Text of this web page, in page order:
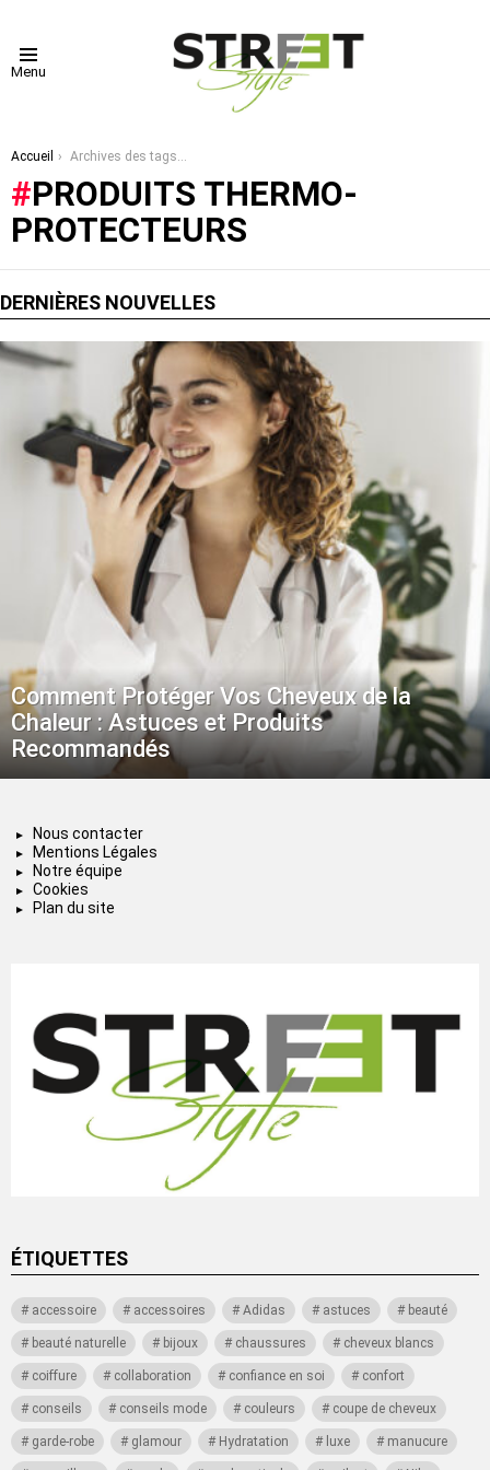
Menu
Vous êtes ici :
Accueil Archives des tags : produits thermo-protecteurs
PRODUITS THERMO-
PROTECTEURS
DERNIÈRES NOUVELLES
Comment Protéger Vos Cheveux de la
Chaleur : Astuces et Produits
Recommandés
Nous contacter
Mentions Légales
Notre équipe
Cookies
Plan du site
ÉTIQUETTES
accessoire accessoires Adidas astuces beauté
beauté naturelle bijoux chaussures cheveux blancs
coiffure collaboration confiance en soi confort
conseils conseils mode couleurs coupe de cheveux
garde-robe glamour Hydratation luxe manucure